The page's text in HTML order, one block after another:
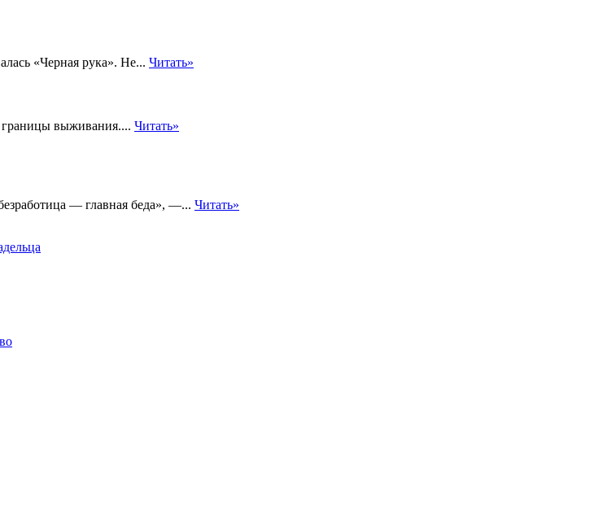
«Черная рука». Не... Читать»
границы выживания.... Читать»
— главная беда», —... Читать»